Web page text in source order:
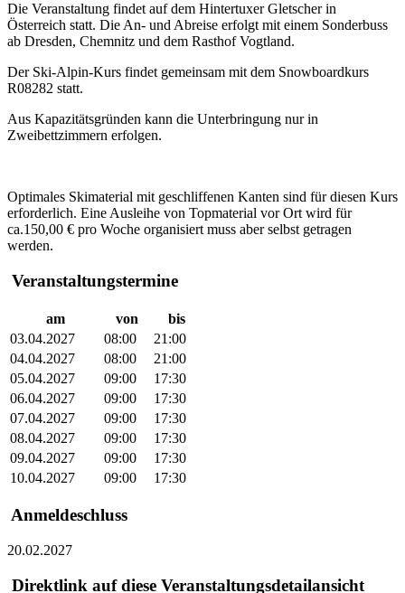
Die Veranstaltung findet auf dem Hintertuxer Gletscher in
Österreich statt. Die An- und Abreise erfolgt mit einem Sonderbuss
ab Dresden, Chemnitz und dem Rasthof Vogtland.
Der Ski-Alpin-Kurs findet gemeinsam mit dem Snowboardkurs
R08282 statt.
Aus Kapazitätsgründen kann die Unterbringung nur in
Zweibettzimmern erfolgen.
Optimales Skimaterial mit geschliffenen Kanten sind für diesen Kurs
erforderlich. Eine Ausleihe von Topmaterial vor Ort wird für
ca.150,00 € pro Woche organisiert muss aber selbst getragen
werden.
Veranstaltungstermine
am von
bis
03.04.2027
08:00
21:00
04.04.2027
08:00
21:00
05.04.2027
09:00
17:30
06.04.2027
09:00
17:30
07.04.2027
09:00
17:30
08.04.2027
09:00
17:30
09.04.2027
09:00
17:30
10.04.2027
09:00 17:30
Anmeldeschluss
20.02.2027
Direktlink auf diese Veranstaltungsdetailansicht